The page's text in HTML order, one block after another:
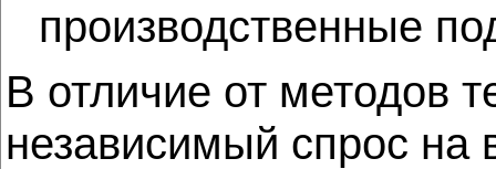
производственные
В отличие от методов
независимый спрос на